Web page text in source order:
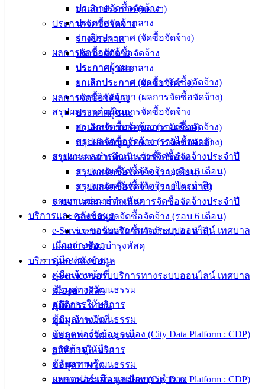
ประกาศจัดซื้อจัดจ้าง
ประกาศราคากลาง
ยกเลิกประกาศ (จัดซื้อจัดจ้าง)
ผลการจัดซื้อจัดจ้าง
ประกาศผู้ชนะ
ยกเลิกประกาศ (ผลการจัดซื้อจัดจ้าง)
บอกเลิกสัญญา (ผลการจัดซื้อจัดจ้าง)
สรุปผลการดำเนินการจัดซื้อจัดจ้าง
สรุปผลจัดซื้อจัดจ้าง (รายเดือน)
สรุปผลจัดซื้อจัดจ้าง (รายไตรมาส)
รายงานผลการดำเนินการจัดซื้อจัดจ้างประจำปี
รายงานผลจัดซื้อจัดจ้าง (รอบ 6 เดือน)
รายงานผลจัดซื้อจัดจ้าง (ประจำปี)
แผนการซ่อมบำรุงพัสดุ
บริการและคลังข้อมูล
e-Service ขอรับบริการทางระบบออนไลน์ เทศบาล
เมืองอ่างศิลา
คู่มือประชาชน
คู่มือเจ้าหน้าที่
ข้อมูลทางวัฒนธรรม
สถิติการให้บริการ
ข้อมูลทางวัฒนธรรม
แพลตฟอร์มข้อมูลเมือง (City Data Platform : CDP)
ฐานข้อมูลเมือง
คลังความรู้
ผลการประเมิน และผลการสำรวจ
ยกเลิกประกาศ (แผนฯ)
ประกาศจัดซื้อจัดจ้าง
ร่างประกาศ
ประกาศจัดซื้อจัดจ้าง
ประกาศราคากลาง
ยกเลิกประกาศ (จัดซื้อจัดจ้าง)
ผลการจัดซื้อจัดจ้าง
ประกาศผู้ชนะ
ยกเลิกประกาศ (ผลการจัดซื้อจัดจ้าง)
บอกเลิกสัญญา (ผลการจัดซื้อจัดจ้าง)
สรุปผลการดำเนินการจัดซื้อจัดจ้าง
สรุปผลจัดซื้อจัดจ้าง (รายเดือน)
สรุปผลจัดซื้อจัดจ้าง (รายไตรมาส)
รายงานผลการดำเนินการจัดซื้อจัดจ้างประจำปี
รายงานผลจัดซื้อจัดจ้าง (รอบ 6 เดือน)
รายงานผลจัดซื้อจัดจ้าง (ประจำปี)
แผนการซ่อมบำรุงพัสดุ
บริการและคลังข้อมูล
e-Service ขอรับบริการทางระบบออนไลน์ เทศบาล
เมืองอ่างศิลา
คู่มือประชาชน
คู่มือเจ้าหน้าที่
ข้อมูลทางวัฒนธรรม
สถิติการให้บริการ
ข้อมูลทางวัฒนธรรม
แพลตฟอร์มข้อมูลเมือง (City Data Platform : CDP)
งานช่วยเหลือสนับสนุนการป้องกัน
และบรรเทาสาธารณภัย งานช่วยเหลือสนับสนุนด้าน
ทรัพยากรธรรมชาติและสิ่งแวดล้อม งานจัดทำทะเบียนควบคุม
การจัดซื้อ เก็บรักษา การเบิกจ่ายวัสดุ อุปกรณ์ อะไหล่
น้ำมันเชื้อเพลิง งานบริการข้อมูล สถิติ ช่วยเหลือ ให้คำแนะนำ
ทางวิชาการด้านวิศวกรรมต่างๆ งานอื่น ๆ ที่เกี่ยวข้องและที่ได้
รับมอบหมาย แบ่งส่วนราชการภายในออกเป็น 2 ฝ่าย ดังนี้
ฝ่ายแบบแผนและก่อสร้าง ประกอบด้วย
งานบริหารงานทั่วไป
งานสถาปัตยกรรม
งานผังเมือง
งานวิศวกรรมโยธา
ฝ่ายการโยธา ประกอบด้วย
งานสาธารณูปโภค
งานจัดสถานที่และการไฟฟ้าสาธารณะ
งานสวนสาธารณะ
เทศบาล
เมืองอ่าง